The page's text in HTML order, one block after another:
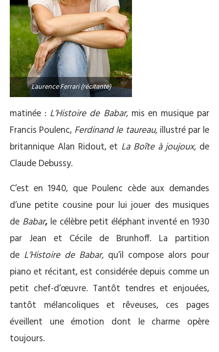
Laurence Ferrari (récitante)
matinée : L’Histoire de Babar, mis en musique par
Francis Poulenc, Ferdinand le taureau,illustré par le
britannique Alan Ridout, et La Boîte à joujoux, de
Claude Debussy.
C’est en 1940, que Poulenc cède aux demandes
d’une petite cousine pour lui jouer des musiques
de Babar, le célèbre petit éléphant inventé en 1930
par Jean et Cécile de Brunhoff. La partition
de L’Histoire de Babar, qu’il compose alors pour
piano et récitant, est considérée depuis comme un
petit chef-d’œuvre. Tantôt tendres et enjouées,
tantôt mélancoliques et rêveuses, ces pages
éveillent une émotion dont le charme opère
toujours.